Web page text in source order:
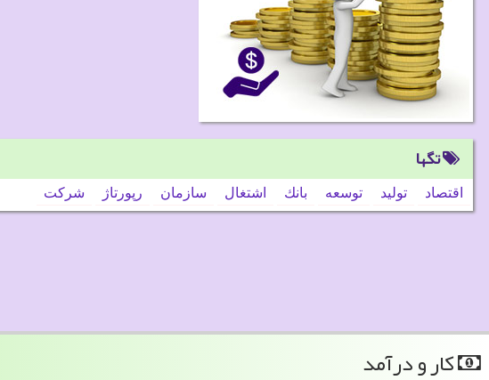
تگها
اقتصاد تولید توسعه بانك اشتغال سازمان رپورتاژ شركت
كار و درآمد